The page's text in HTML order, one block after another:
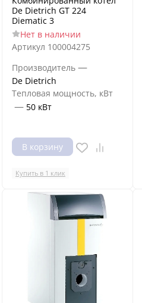
De Dietrich GT 224
Diematic 3
Нет в наличии
Артикул 100004275
Производитель —
De Dietrich
Тепловая мощность, кВт
— 50 кВт
В корзину
Купить в 1 клик